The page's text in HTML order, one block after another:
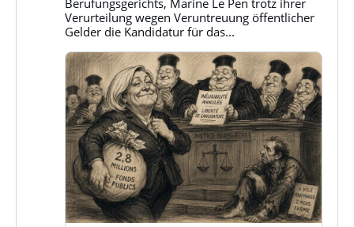
Berufungsgerichts, Marine Le Pen trotz ihrer
Verurteilung wegen Veruntreuung öffentlicher
Gelder die Kandidatur für das...